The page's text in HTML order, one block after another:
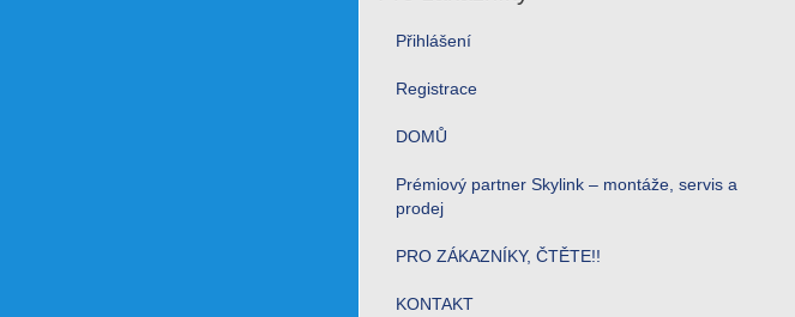
Přihlášení
Registrace
DOMŮ
Prémiový partner Skylink – montáže, servis a
prodej
PRO ZÁKAZNÍKY, ČTĚTE!!
KONTAKT